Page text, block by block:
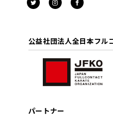
公益社団法人全日本フル
パートナー